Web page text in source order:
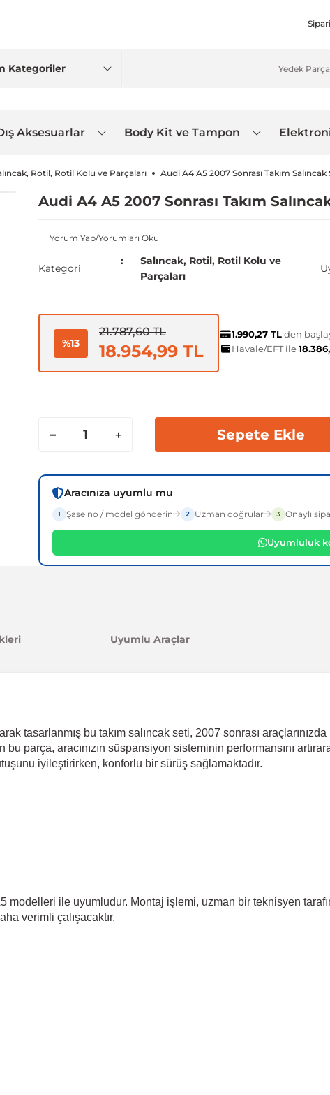
Aksesuarlar Body Kit ve Tampon
Rotil, Rotil Kolu ve Parçaları Audi A4 A5 2007 Sonrası Takım
Audi A4 A5 2007 Sonrası Takım
Yorum Yap/Yorumları Oku
Kategori
Salıncak, Rotil, Rotil Kolu ve
Parçaları
%13
21.787,60 TL
18.954,99 TL
1.990,27 TLden
Havale/EFT ile
Sepete Ekle
Aracınıza uyumlu mu
1 Şase no / model gönderin 2 Uzman doğrular 3 Onaylı
Uyumluluk
Uyumlu Araçlar
tasarlanmış bu takım salıncak seti, 2007 sonrası
parça, aracınızın süspansiyon sisteminin performansını
iyileştirirken, konforlu bir sürüş sağlamaktadır.
modelleri ile uyumludur. Montaj işlemi, uzman bir teknisyen
verimli çalışacaktır.